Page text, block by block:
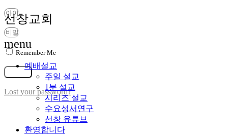
Remember Me
로그인
Lost your password?
입
선창교회
menu
예배설교
주일 설교
1분 설교
시리즈 설교
수요성서연구
선창 유튜브
환영합니다